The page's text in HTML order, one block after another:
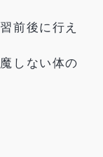
前後に行え
しない体の